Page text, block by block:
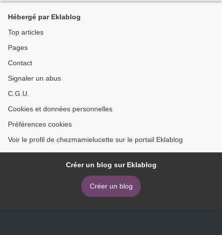
Hébergé par Eklablog
Top articles
Pages
Contact
Signaler un abus
C.G.U.
Cookies et données personnelles
Préférences cookies
Voir le profil de chezmamielucette sur le portail Eklablog
Créer un blog sur Eklablog
Créer un blog